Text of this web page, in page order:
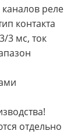
реле
контакта
3 мс, ток
отдельно